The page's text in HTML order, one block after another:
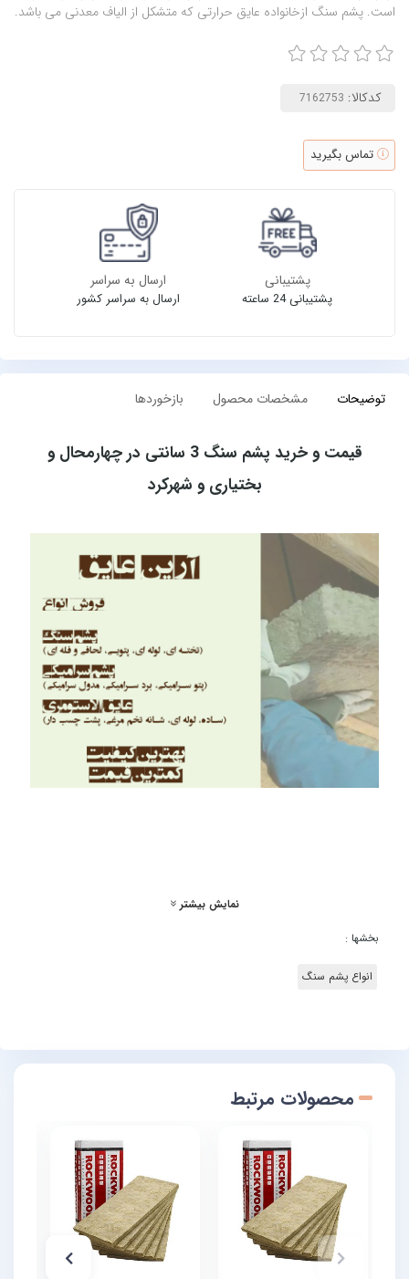
است. پشم سنگ ازخانواده عایق حرارتی که متشکل از الیاف معدنی می باشد.
کدکالا:
تماس بگیرید
پشتیبانی
پشتیبانی 24 ساعته
ارسال به سراسر
ارسال به سراسر کشور
توضیحات مشخصات محصول بازخوردها
قیمت و خرید پشم سنگ 3 سانتی در چهارمحال و
بختیاری و شهرکرد
نمایش بیشتر
بخشها :
انواع پشم سنگ
محصولات مرتبط